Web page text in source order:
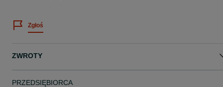
W tej wersji, zamiast obstawiać pieniądze, obstawiamy shoty.
możemy cieszyć się pysznym drinkiem. Jeśli jednak kulka nie trafi
Zgłoś
ZWROTY
PRZEDSIĘBIORCA